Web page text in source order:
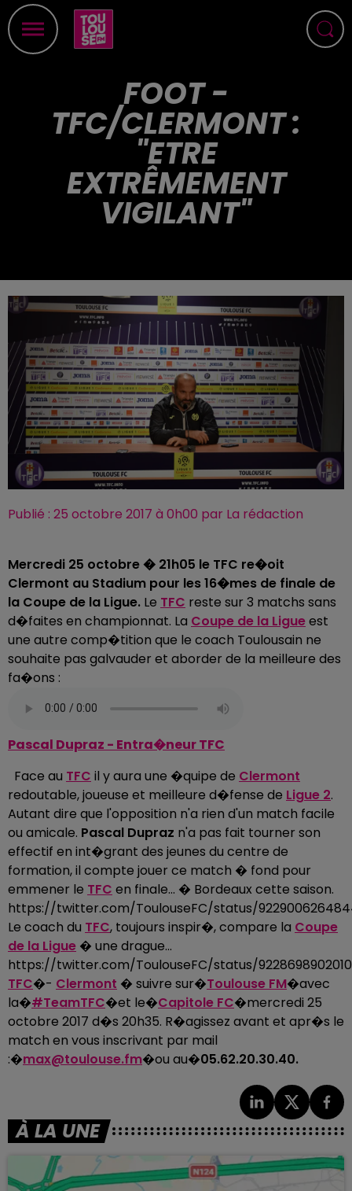
FOOT -
TFC/CLERMONT :
"ETRE
EXTRÊMEMENT
VIGILANT"
Publié : 25 octobre 2017 à 0h00 par La rédaction
Mercredi 25 octobre � 21h05 le TFC re�oit
Clermont au Stadium pour les 16�mes de finale de
la Coupe de la Ligue. Le TFC reste sur 3 matchs sans
d�faites en championnat. La Coupe de la Ligueest
une autre comp�tition que le coach Toulousain ne
souhaite pas galvauder et aborder de la meilleure des
fa�ons :
Pascal Dupraz - Entra�neur TFC
Face au TFC il y aura une �quipe de Clermont
redoutable, joueuse et meilleure d�fense de Ligue 2.
Autant dire que l'opposition n'a rien d'un match facile
ou amicale. Pascal Dupraz n'a pas fait tourner son
effectif en int�grant des jeunes du centre de
formation, il compte jouer ce match � fond pour
emmener le TFC en finale... � Bordeaux cette saison.
https://twitter.com/ToulouseFC/status/
Le coach du TFC, toujours inspir�, compare la Coupe
de la Ligue � une drague...
https://twitter.com/ToulouseFC/status/
TFC�- Clermont � suivre sur�Toulouse FM�avec
la�#TeamTFC�et le�Capitole FC�mercredi 25
octobre 2017 d�s 20h35. R�agissez avant et apr�s le
match en vous inscrivant par mail
:�max@toulouse.fm�ou au�05.62.20.30.40.
À LA UNE